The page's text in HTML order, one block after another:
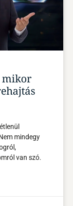
mikor
mindegy
van szó.